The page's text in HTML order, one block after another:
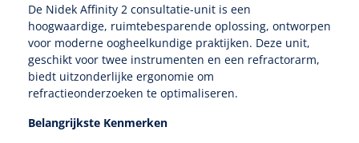
Lasers
De Nidek Affinity 2 consultatie-unit is een
hoogwaardige, ruimtebesparende oplossing, ontworpen
voor moderne oogheelkundige praktijken. Deze unit,
geschikt voor twee instrumenten en een refractorarm,
biedt uitzonderlijke ergonomie om
refractieonderzoeken te optimaliseren.
Belangrijkste Kenmerken